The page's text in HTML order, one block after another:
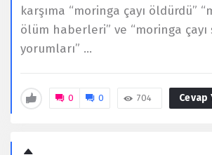
karşıma “moringa çayı öldürdü”
ölüm haberleri” ve “moringa çayı
yorumları” ...
0 0 704 Cevap